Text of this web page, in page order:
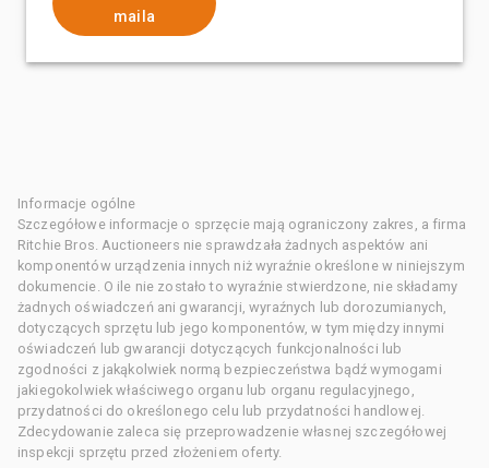
maila
Informacje ogólne
Szczegółowe informacje o sprzęcie mają ograniczony zakres, a firma
Ritchie Bros. Auctioneers nie sprawdzała żadnych aspektów ani
komponentów urządzenia innych niż wyraźnie określone w niniejszym
dokumencie. O ile nie zostało to wyraźnie stwierdzone, nie składamy
żadnych oświadczeń ani gwarancji, wyraźnych lub dorozumianych,
dotyczących sprzętu lub jego komponentów, w tym między innymi
oświadczeń lub gwarancji dotyczących funkcjonalności lub
zgodności z jakąkolwiek normą bezpieczeństwa bądź wymogami
jakiegokolwiek właściwego organu lub organu regulacyjnego,
przydatności do określonego celu lub przydatności handlowej.
Zdecydowanie zaleca się przeprowadzenie własnej szczegółowej
inspekcji sprzętu przed złożeniem oferty.